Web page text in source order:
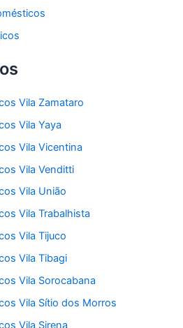
Vila Zamataro
Vila Yaya
Vila Vicentina
Vila Venditti
Vila União
Vila Trabalhista
Vila Tijuco
Vila Tibagi
Vila Sorocabana
Vila Sítio dos Morros
Vila Sirena